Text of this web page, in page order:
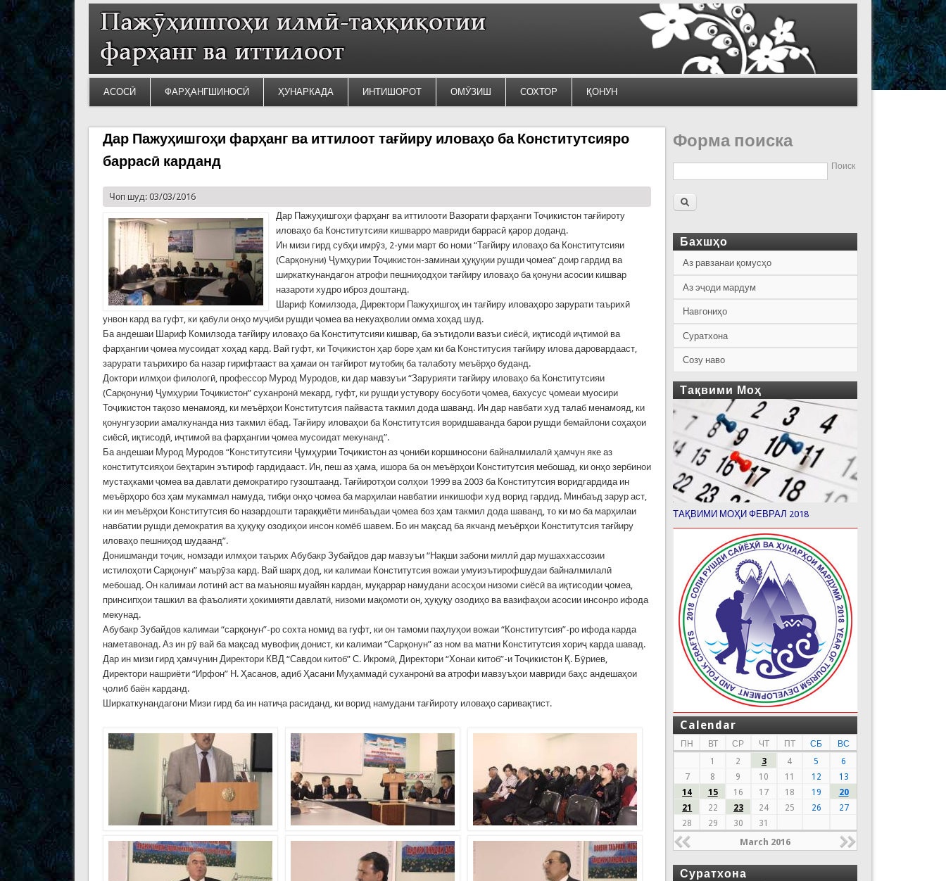
АСОСӢ ФАРҲАНГШИНОСӢ ҲУНАРКАДА ИНТИШОРОТ ОМӮЗИШ СОХТОР ҚОНУН
Дар Пажуҳишгоҳи фарҳанг ва иттилоот тағйиру иловаҳо ба Конститутсияро
баррасӣ карданд
Чоп шуд: 03/03/2016
Дар Пажуҳишгоҳи фарҳанг ва иттилооти Вазорати фарҳанги Тоҷикистон тағйироту
иловаҳо ба Конститутсияи кишварро мавриди баррасӣ қарор доданд.
Ин мизи гирд субҳи имрӯз, 2-уми март бо номи “Тағйиру иловаҳо ба Конститутсияи
(Сарқонуни) Ҷумҳурии Тоҷикистон-заминаи ҳуқуқии рушди ҷомеа” доир гардид ва
ширкаткунандагон атрофи пешниҳодҳои тағйиру иловаҳо ба қонуни асосии кишвар
назароти худро иброз доштанд.
Шариф Комилзода, Директори Пажуҳишгоҳ ин тағйиру иловаҳоро зарурати таърихӣ
унвон кард ва гуфт, ки қабули онҳо муҷиби рушди ҷомеа ва некуаҳволии омма хоҳад шуд.
Ба андешаи Шариф Комилзода тағйиру иловаҳо ба Конститутсияи кишвар, ба эътидоли вазъи сиёсӣ, иқтисодӣ иҷтимоӣ ва
фарҳангии ҷомеа мусоидат хоҳад кард. Вай гуфт, ки Тоҷикистон ҳар боре ҳам ки ба Конститусия тағйиру илова даровардааст,
зарурати таърихиро ба назар гирифтааст ва ҳамаи он тағйирот мутобиқ ба талаботу меъёрҳо буданд.
Доктори илмҳои филологӣ, профессор Мурод Муродов, ки дар мавзуъи “Зарурияти тағйиру иловаҳо ба Конститутсияи
(Сарқонуни) Ҷумҳурии Тоҷикистон” суханронӣ мекард, гуфт, ки рушди устувору босуботи ҷомеа, бахусус ҷомеаи муосири
Тоҷикистон тақозо менамояд, ки меъёрҳои Конститутсия пайваста такмил дода шаванд. Ин дар навбати худ талаб менамояд, ки
қонунгузории амалкунанда низ такмил ёбад. Тағйиру иловаҳои ба Конститутсия воридшаванда барои рушди бемайлони соҳаҳои
сиёсӣ, иқтисодӣ, иҷтимоӣ ва фарҳангии ҷомеа мусоидат мекунанд”.
Ба андешаи Мурод Муродов “Конститутсияи Ҷумҳурии Тоҷикистон аз ҷониби коршиносони байналмилалӣ ҳамчун яке аз
конститутсияҳои беҳтарин эътироф гардидааст. Ин, пеш аз ҳама, ишора ба он меъёрҳои Конститутсия мебошад, ки онҳо зербинои
мустаҳками ҷомеа ва давлати демократиро гузоштаанд. Тағйиротҳои солҳои 1999 ва 2003 ба Конститутсия воридгардида ин
меъёрҳоро боз ҳам мукаммал намуда, тибқи онҳо ҷомеа ба марҳилаи навбатии инкишофи худ ворид гардид. Минбаъд зарур аст,
ки ин меъёрҳои Конститутсия бо назардошти тараққиёти минбаъдаи ҷомеа боз ҳам такмил дода шаванд, то ки мо ба марҳилаи
навбатии рушди демократия ва ҳуқуқу озодиҳои инсон комёб шавем. Бо ин мақсад ба якчанд меъёрҳои Конститутсия тағйиру
иловаҳо пешниҳод шудаанд”.
Донишманди тоҷик, номзади илмҳои таърих Абубакр Зубайдов дар мавзуъи “Нақши забони миллӣ дар мушаххассозии
истилоҳоти Сарқонун” маърӯза кард. Вай шарҳ дод, ки калимаи Конститутсия вожаи умуиэътирофшудаи байналмилалӣ
мебошад. Он калимаи лотинӣ аст ва маънояш муайян кардан, муқаррар намудани асосҳои низоми сиёсӣ ва иқтисодии ҷомеа,
принсипҳои ташкил ва фаъолияти ҳокимияти давлатӣ, низоми мақомоти он, ҳуқуқу озодиҳо ва вазифаҳои асосии инсонро ифода
мекунад.
Абубакр Зубайдов калимаи “сарқонун”-ро сохта номид ва гуфт, ки он тамоми паҳлуҳои вожаи “Конститутсия”-ро ифода карда
наметавонад. Аз ин рӯ вай ба мақсад мувофиқ донист, ки калимаи “Сарқонун” аз ном ва матни Конститутсия хориҷ карда шавад.
Дар ин мизи гирд ҳамчунин Директори КВД “Савдои китоб” С. Икромӣ, Директори “Хонаи китоб”-и Тоҷикистон Қ. Бӯриев,
Директори нашриёти “Ирфон” Н. Ҳасанов, адиб Ҳасани Муҳаммадӣ суханронӣ ва атрофи мавзуъҳои мавриди баҳс андешаҳои
ҷолиб баён карданд.
Ширкаткунандагони Мизи гирд ба ин натиҷа расиданд, ки ворид намудани тағйироту иловаҳо саривақтист.
Форма поиска
Поиск
Бахшҳо
Аз равзанаи қомусҳо
Аз эҷоди мардум
Навгониҳо
Суратхона
Созу наво
Тақвими Моҳ
ТАҚВИМИ МОҲИ ФЕВРАЛ 2018
Calendar
ПН ВТ СР ЧТ ПТ СБ
ВС
1
2 3 4 5
6
7
8 9 10 11 12
13
14
15 16 17 18 19
20
21
22 23 24 25 26
27
28
29 30 31
March 2016
Суратхона